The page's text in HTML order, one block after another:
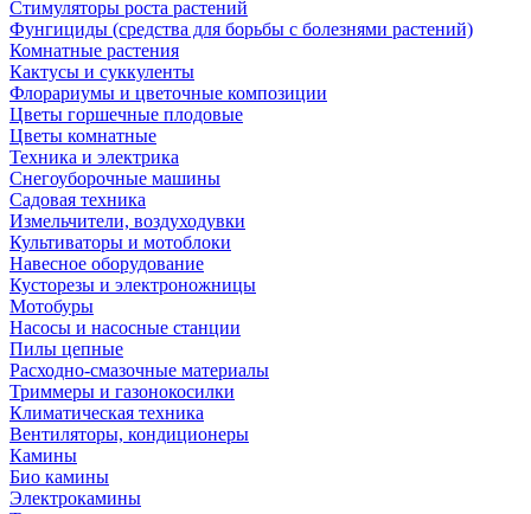
Стимуляторы роста растений
Фунгициды (средства для борьбы с болезнями растений)
Комнатные растения
Кактусы и суккуленты
Флорариумы и цветочные композиции
Цветы горшечные плодовые
Цветы комнатные
Техника и электрика
Снегоуборочные машины
Садовая техника
Измельчители, воздуходувки
Культиваторы и мотоблоки
Навесное оборудование
Кусторезы и электроножницы
Мотобуры
Насосы и насосные станции
Пилы цепные
Расходно-смазочные материалы
Триммеры и газонокосилки
Климатическая техника
Вентиляторы, кондиционеры
Камины
Био камины
Электрокамины